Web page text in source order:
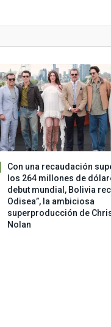
Con una recaudación
los 264 millones de
debut mundial, Bolivia
Odisea”, la ambiciosa
superproducción de
Nolan